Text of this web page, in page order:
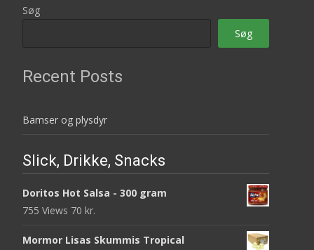
Søg
Søg
Recent Posts
Bamser og plysdyr
Slick, Drikke, Snacks
Doritos Hot Salsa - 300 gram
755 Views 70 kr.
Mormor Lisas Skummis Tropical